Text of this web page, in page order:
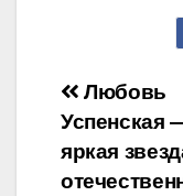
по
Любовь
Успенская
яркая